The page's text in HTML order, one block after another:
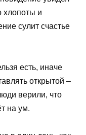
хлопоты и
сулит счастье
есть, иначе
открытой –
верили, что
на ум.